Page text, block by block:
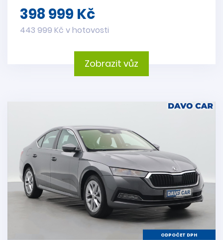
398 999 Kč
443 999 Kč v hotovosti
Zobrazit vůz
ODPOČET DPH